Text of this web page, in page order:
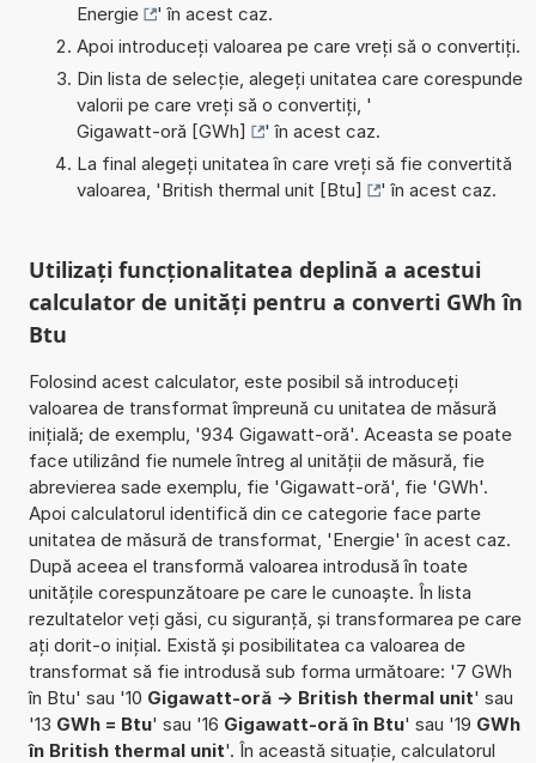
Energie
' în acest caz.
Apoi introduceți valoarea pe care vreți să o convertiți.
Din lista de selecție, alegeți unitatea care corespunde
valorii pe care vreți să o convertiți, '
Gigawatt-oră [GWh]
' în acest caz.
La final alegeți unitatea în care vreți să fie convertită
valoarea, 'British thermal unit [Btu] ' în acest caz.
Utilizați funcționalitatea deplină a acestui
calculator de unități pentru a converti GWh în
Btu
Folosind acest calculator, este posibil să introduceți
valoarea de transformat împreună cu unitatea de măsură
inițială; de exemplu, '934 Gigawatt-oră'. Aceasta se poate
face utilizând fie numele întreg al unității de măsură, fie
abrevierea sade exemplu, fie 'Gigawatt-oră', fie 'GWh'.
Apoi calculatorul identifică din ce categorie face parte
unitatea de măsură de transformat, 'Energie' în acest caz.
După aceea el transformă valoarea introdusă în toate
unitățile corespunzătoare pe care le cunoaște. În lista
rezultatelor veți găsi, cu siguranță, și transformarea pe care
ați dorit-o inițial. Există și posibilitatea ca valoarea de
transformat să fie introdusă sub forma următoare: '7 GWh
în Btu' sau '10 Gigawatt-oră -> British thermal unit' sau
'13 GWh = Btu' sau '16 Gigawatt-oră în Btu' sau '19 GWh
în British thermal unit'. În această situație, calculatorul